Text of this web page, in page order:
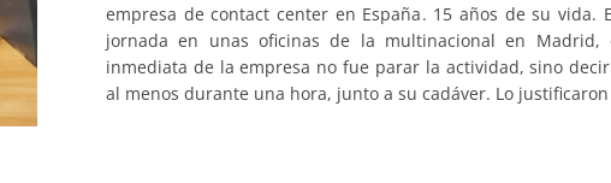
empresa de contact center en España. 15 años de su
jornada en unas oficinas de la multinacional en Madrid,
inmediata de la empresa no fue parar la actividad, sino
al menos durante una hora, junto a su cadáver. Lo